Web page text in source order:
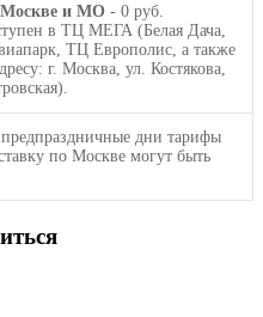
и МО - 0 руб.
в ТЦ МЕГА (Белая Дача,
ТЦ Европолис, а также
г. Москва, ул. Костякова,
дни тарифы
по Москве могут быть